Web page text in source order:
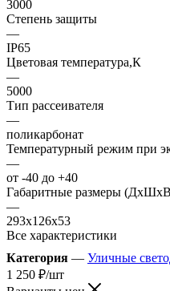
3000
Степень защиты
—
IP65
Цветовая температура,К
—
5000
Тип рассеивателя
—
поликарбонат
Температурный режим при
—
от -40 до +40
Габаритные размеры
—
293х126х53
Все характеристики
Категория — Уличные
1 250 ₽/шт